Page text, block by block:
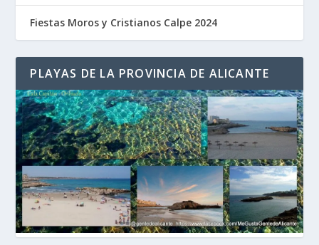
Fiestas Moros y Cristianos Calpe 2024
PLAYAS DE LA PROVINCIA DE ALICANTE